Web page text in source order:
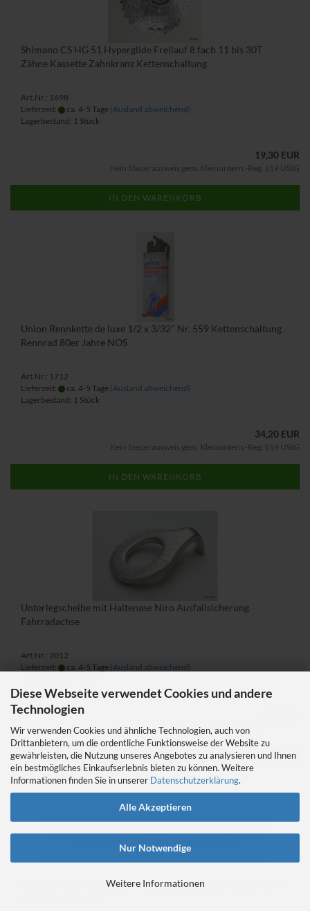
Diese Webseite verwendet Cookies und andere
Technologien
Wir verwenden Cookies und ähnliche Technologien, auch von
Drittanbietern, um die ordentliche Funktionsweise der Website zu
gewährleisten, die Nutzung unseres Angebotes zu analysieren und Ihnen
ein bestmögliches Einkaufserlebnis bieten zu können. Weitere
Informationen finden Sie in unserer Datenschutzerklärung.
Alle Akzeptieren
Nur Notwendige
Weitere Informationen
Shimano CS HG 51 Hyperglide Freilauf 8 fach 11 bis 30T
Zähne Kassette Zahnkranz Kettenschaltung
Art.Nr.: 1698
Lieferzeit:
ca. 4-5 Tage (Ausland abweichend)
Lagerbestand: 1 Stück
19,30 EUR
Kein Steuerausweis gem. Kleinuntern.-Reg. §19 UStG
IN DEN WARENKORB
Union Rennkette de luxe 1/2 x 3/32" Nr. 559 Kettenschaltung
Rennrad 80er Jahre NOS
Art.Nr.: 1712
Lieferzeit:
ca. 4-5 Tage (Ausland abweichend)
Lagerbestand: 1 Stück
34,20 EUR
Kein Steuerausweis gem. Kleinuntern.-Reg. §19 UStG
IN DEN WARENKORB
Unterlegscheibe mit Haltenase Niro Ausfallsicherung
Fahrradachse
Art.Nr.: 2012
Lieferzeit:
ca. 4-5 Tage (Ausland abweichend)
Kein Steuerausweis gem. Kleinuntern.-Reg. §19 UStG
IN DEN WARENKORB
Fahrrad Vorderrad Achse FG 9,5 Gewindestange Vollachse VR